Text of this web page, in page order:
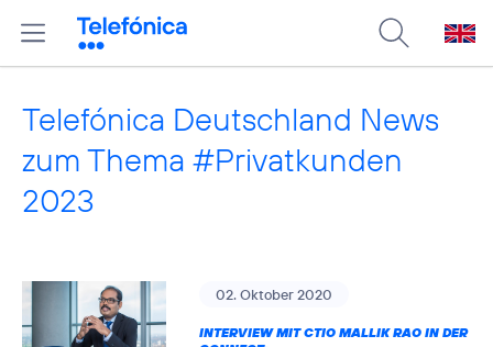
Telefónica Deutschland News
zum Thema #Privatkunden
2023
02. Oktober 2020
INTERVIEW MIT CTIO MALLIK RAO IN DER